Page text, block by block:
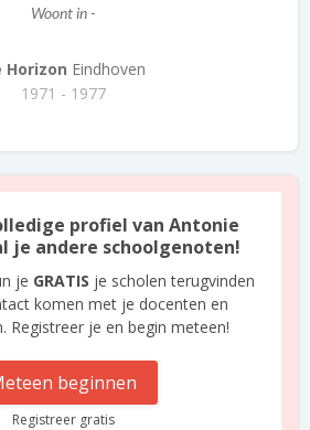
Woont in -
Horizon Eindhoven
1971 - 1977
profiel van Antonie
je andere schoolgenoten!
je GRATIS je scholen terugvinden
komen met je docenten en
Registreer je en begin meteen!
beginnen
Registreer gratis